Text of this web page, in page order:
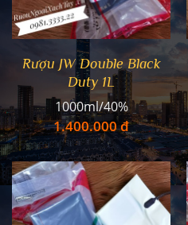
Rượu JW Double Black
Duty 1L
1000ml/40%
1.400.000 đ